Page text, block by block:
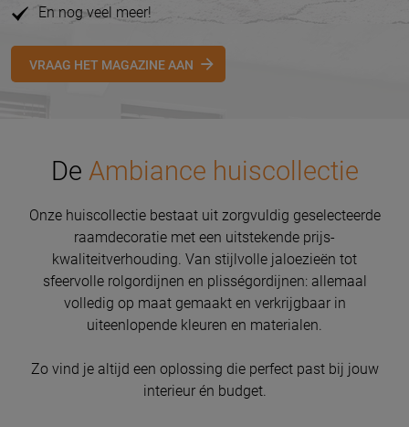
En nog veel meer!
VRAAG HET MAGAZINE AAN
De Ambiance huiscollectie
Onze huiscollectie bestaat uit zorgvuldig geselecteerde
raamdecoratie met een uitstekende prijs-
kwaliteitverhouding. Van stijlvolle jaloezieën tot
sfeervolle rolgordijnen en plisségordijnen: allemaal
volledig op maat gemaakt en verkrijgbaar in
uiteenlopende kleuren en materialen.
Zo vind je altijd een oplossing die perfect past bij jouw
interieur én budget.